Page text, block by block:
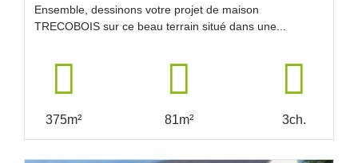
Ensemble, dessinons votre projet de maison
TRECOBOIS sur ce beau terrain situé dans une...
375m² 81m² 3ch.